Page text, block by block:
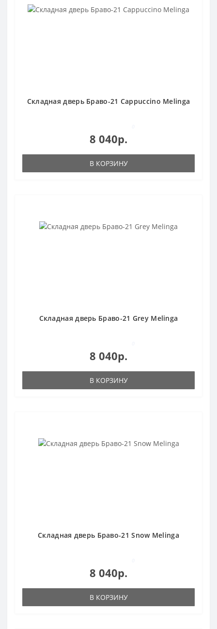
Складная дверь Браво-21 Cappuccino Melinga
8 040р.
В КОРЗИНУ
Складная дверь Браво-21 Grey Melinga
8 040р.
В КОРЗИНУ
Складная дверь Браво-21 Snow Melinga
8 040р.
В КОРЗИНУ